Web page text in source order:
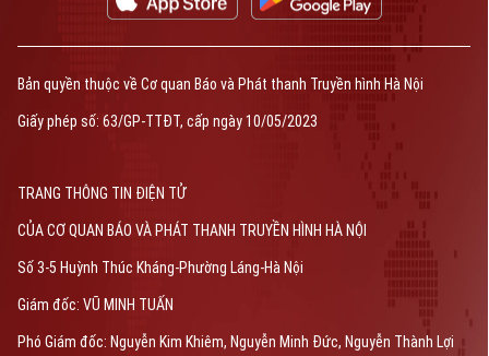
Giám đốc: VŨ MINH TUẤN
Bản quyền thuộc về Cơ quan Báo và Phát thanh Truyền hình Hà Nội
Giấy phép số: 63/GP-TTĐT, cấp ngày 10/05/2023
TRANG THÔNG TIN ĐIỆN TỬ
CỦA CƠ QUAN BÁO VÀ PHÁT THANH TRUYỀN HÌNH HÀ NỘI
Số 3-5 Huỳnh Thúc Kháng-Phường Láng-Hà Nội
Giám đốc: VŨ MINH TUẤN
Phó Giám đốc: Nguyễn Kim Khiêm, Nguyễn Minh Đức, Nguyễn Thành Lợi